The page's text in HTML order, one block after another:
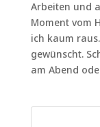
Arbeiten und
Moment vom
ich kaum
gewünscht.
am Abend